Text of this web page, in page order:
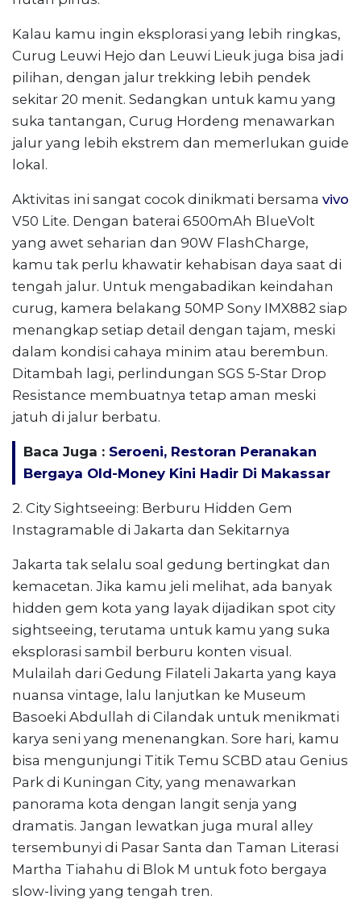
Kalau kamu ingin eksplorasi yang lebih ringkas,
Curug Leuwi Hejo dan Leuwi Lieuk juga bisa jadi
pilihan, dengan jalur trekking lebih pendek
sekitar 20 menit. Sedangkan untuk kamu yang
suka tantangan, Curug Hordeng menawarkan
jalur yang lebih ekstrem dan memerlukan guide
lokal.
Aktivitas ini sangat cocok dinikmati bersama vivo
V50 Lite. Dengan baterai 6500mAh BlueVolt
yang awet seharian dan 90W FlashCharge,
kamu tak perlu khawatir kehabisan daya saat di
tengah jalur. Untuk mengabadikan keindahan
curug, kamera belakang 50MP Sony IMX882 siap
menangkap setiap detail dengan tajam, meski
dalam kondisi cahaya minim atau berembun.
Ditambah lagi, perlindungan SGS 5-Star Drop
Resistance membuatnya tetap aman meski
jatuh di jalur berbatu.
Baca Juga : Seroeni, Restoran Peranakan
Bergaya Old-Money Kini Hadir Di Makassar
2. City Sightseeing: Berburu Hidden Gem
Instagramable di Jakarta dan Sekitarnya
Jakarta tak selalu soal gedung bertingkat dan
kemacetan. Jika kamu jeli melihat, ada banyak
hidden gem kota yang layak dijadikan spot city
sightseeing, terutama untuk kamu yang suka
eksplorasi sambil berburu konten visual.
Mulailah dari Gedung Filateli Jakarta yang kaya
nuansa vintage, lalu lanjutkan ke Museum
Basoeki Abdullah di Cilandak untuk menikmati
karya seni yang menenangkan. Sore hari, kamu
bisa mengunjungi Titik Temu SCBD atau Genius
Park di Kuningan City, yang menawarkan
panorama kota dengan langit senja yang
dramatis. Jangan lewatkan juga mural alley
tersembunyi di Pasar Santa dan Taman Literasi
Martha Tiahahu di Blok M untuk foto bergaya
slow-living yang tengah tren.